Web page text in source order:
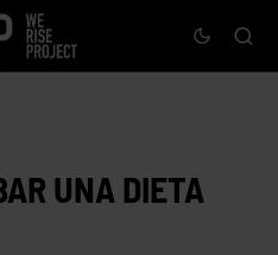
UNA DIETA